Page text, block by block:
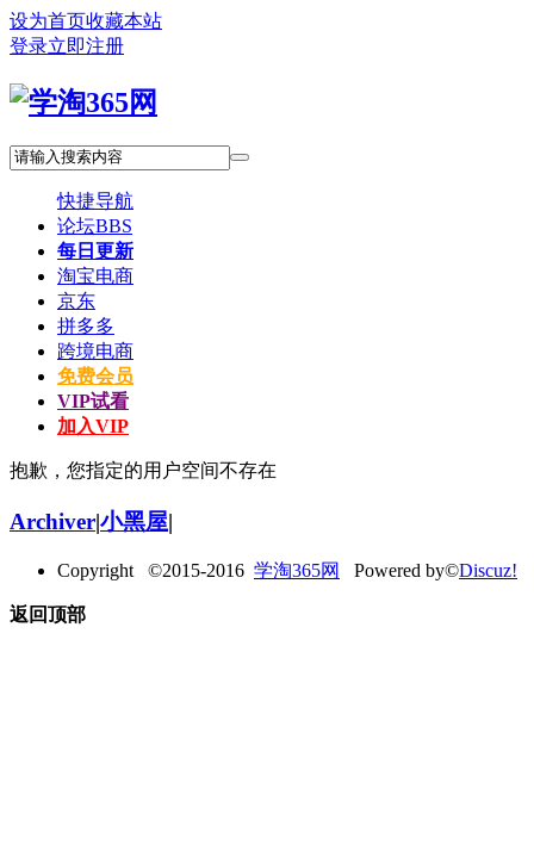
设为首页收藏本站
登录立即注册
快捷导航
论坛BBS
每日更新
淘宝电商
京东
拼多多
跨境电商
免费会员
VIP试看
加入VIP
抱歉，您指定的用户空间不存在
Archiver|小黑屋|
Copyright ©2015-2016 学淘365网 Powered by©Discuz!
返回顶部